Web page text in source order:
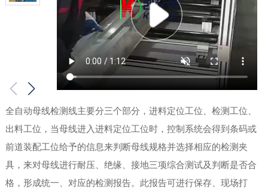
全自动母线检测线主要分三个部分，进料定位工位、检测工位、
出料工位，当母线进入进料定位工位时，控制系统会得到条码或
前道装配工位给予的信息来判断母线规格并选择相应的检测夹
具，来对母线进行耐压、绝缘、接地三项综合测试及判断是否合
格，形成统一、对应的检测报告。此报告可进行保存、现场打